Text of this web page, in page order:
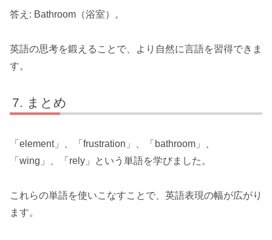
答え: Bathroom（浴室）。
英語の思考を鍛えることで、より自然に言語を習得できま
す。
まとめ
「element」、「frustration」、「bathroom」、
「wing」、「rely」という単語を学びました。
これらの単語を使いこなすことで、英語表現の幅が広がり
ます。